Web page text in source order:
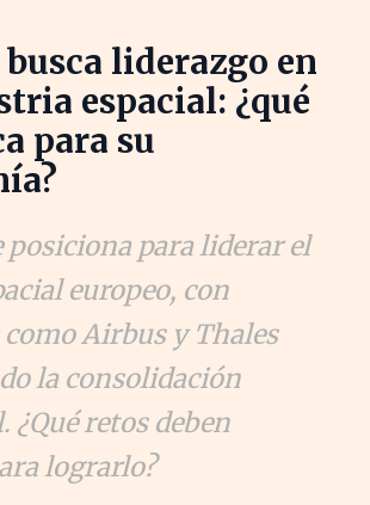
busca liderazgo en
espacial: ¿qué
para su
posiciona para liderar el
europeo, con
como Airbus y Thales
la consolidación
retos deben
lograrlo?